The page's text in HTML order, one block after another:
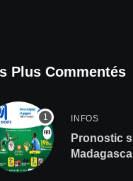
Plus Commentés
INFOS
Pronostic